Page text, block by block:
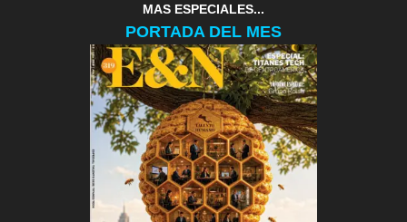
MAS ESPECIALES...
PORTADA DEL MES